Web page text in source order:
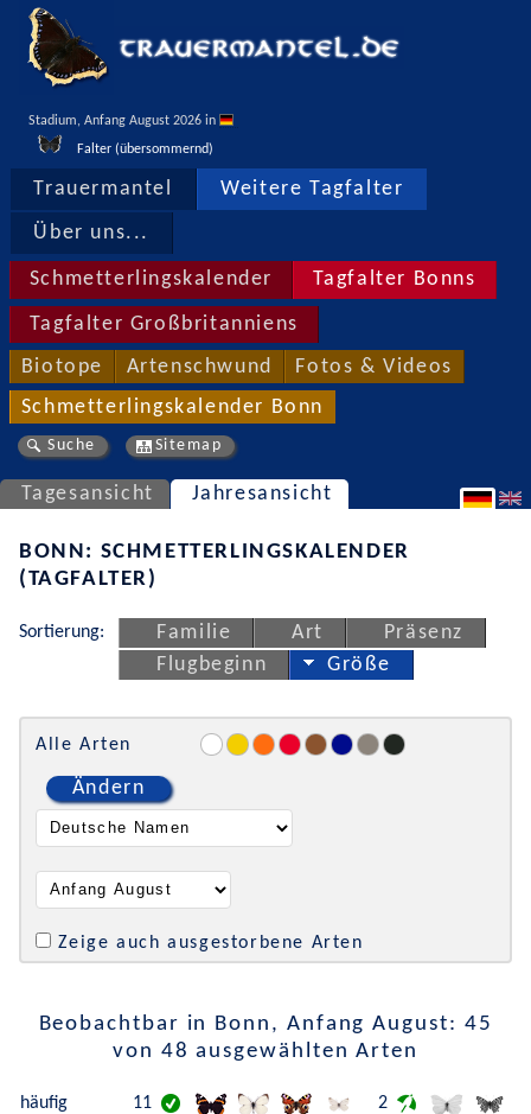
Stadium, Anfang August 2026 in
Falter (übersommernd)
Trauermantel Weitere Tagfalter
Über uns...
Schmetterlingskalender Tagfalter Bonns
Tagfalter Großbritanniens
Biotope Artenschwund Fotos & Videos
Schmetterlingskalender Bonn
Suche Sitemap
Tagesansicht Jahresansicht
BONN: SCHMETTERLINGSKALENDER
(TAGFALTER)
Sortierung: Familie Art
Präsenz
Flugbeginn
Größe
Alle Arten
Ändern
Zeige auch ausgestorbene Arten
Beobachtbar in Bonn, Anfang August: 45
von 48 ausgewählten Arten
häufig 11 2